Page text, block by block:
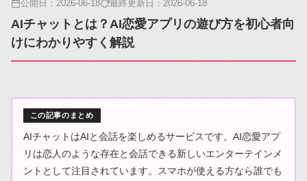
公開日： 2026-06-18 最終更新日： 2026-06-18
AIチャットとは？AI恋愛アプリの遊び方を初心者向
けにわかりやすく解説
この記事のまとめ
AIチャットはAIと会話を楽しめるサービスです。AI恋愛アプ
リは恋人のような存在と会話できる新しいエンターテインメ
ントとして注目されています。スマホが使える方なら誰でも